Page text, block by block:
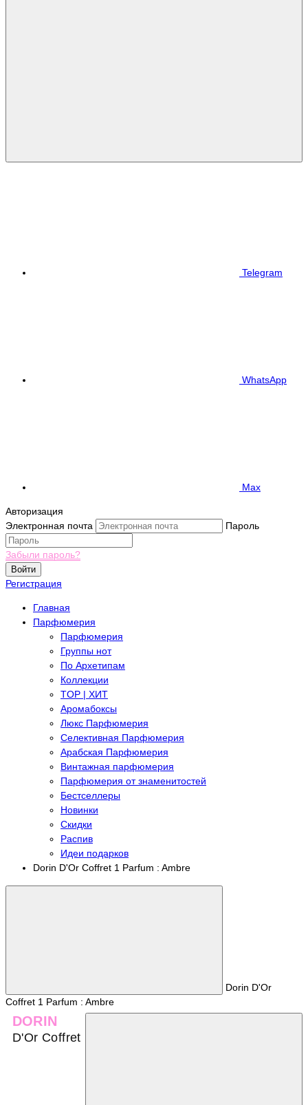
Telegram
WhatsApp
Max
Авторизация
Электронная почта
Пароль
Забыли пароль?
Войти
Регистрация
Главная
Парфюмерия
Парфюмерия
Группы нот
По Архетипам
Коллекции
TOP | ХИТ
Аромабоксы
Люкс Парфюмерия
Селективная Парфюмерия
Арабская Парфюмерия
Винтажная парфюмерия
Парфюмерия от знаменитостей
Бестселлеры
Новинки
Скидки
Распив
Идеи подарков
Dorin D'Or Coffret 1 Parfum : Ambre
Dorin D'Or
Coffret 1 Parfum : Ambre
DORIN
D'Or Coffret 1 Parfum : Ambre